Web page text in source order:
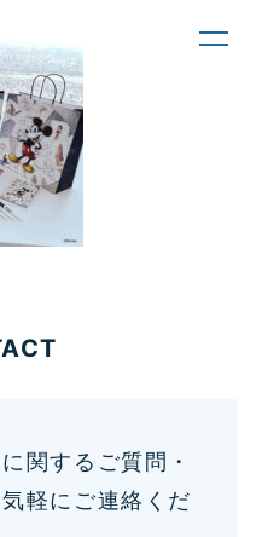
関するご質問・
軽にご連絡くだ